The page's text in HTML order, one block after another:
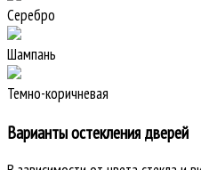
Серебро
Шампань
Темно-коричневая
Варианты остекления дверей